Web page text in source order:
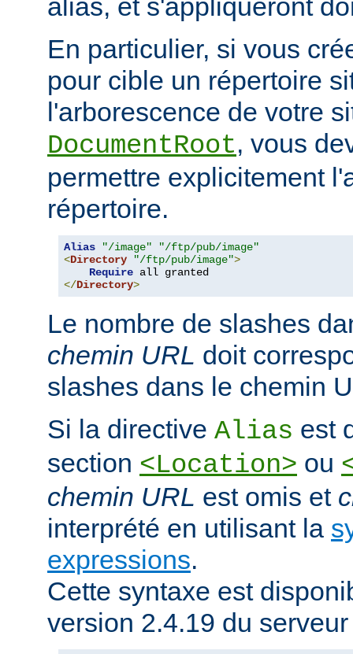
alias, et s'appliqueront
En particulier, si vous
pour cible un répertoire
l'arborescence de votre
DocumentRoot, vous
permettre explicitement
répertoire.
Alias "/image"
"/ftp/pub/image"
<Directory "/ftp/pub/image">
Require
</Directory>
Le nombre de slashes
chemin URL doit
slashes dans le chemin
Si la directive Alias est
section <Location> ou
chemin URL est omis et
interprété en utilisant la
expressions.
Cette syntaxe est
version 2.4.19 du